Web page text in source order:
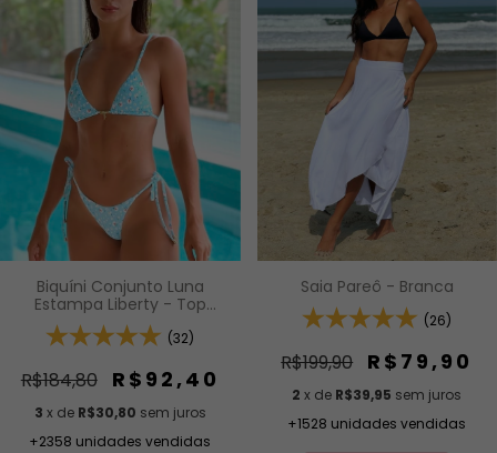
Biquíni Conjunto Luna
Estampa Liberty - Top
Cortininha com Bojo
Removível e Calcinha de
Lateral
(32)
R$184,80 R$92,40
3 x de R$30,80 sem juros
+2358 unidades vendidas
Saia Pareô - Branca
(26)
R$199,90 R$79,90
2 x de R$39,95 sem juros
+1528 unidades vendidas